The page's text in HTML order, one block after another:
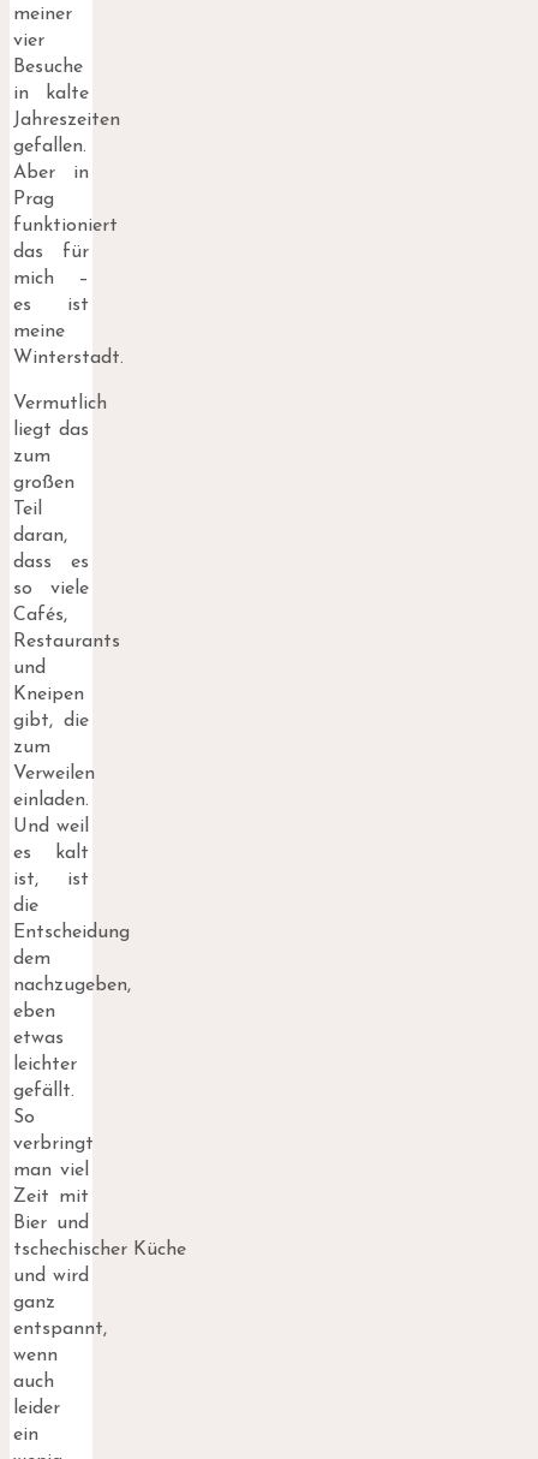
meiner
vier
Besuche
in kalte
Jahreszeiten
gefallen.
Aber in
Prag
funktioniert
das für
mich –
es ist
meine
Winterstadt.
Vermutlich
liegt das
zum
großen
Teil
daran,
dass es
so viele
Cafés,
Restaurants
und
Kneipen
gibt, die
zum
Verweilen
einladen.
Und weil
es kalt
ist, ist
die
Entscheidung
dem
nachzugeben,
eben
etwas
leichter
gefällt.
So
verbringt
man viel
Zeit mit
Bier und
tschechischer Küche
und wird
ganz
entspannt,
wenn
auch
leider
ein